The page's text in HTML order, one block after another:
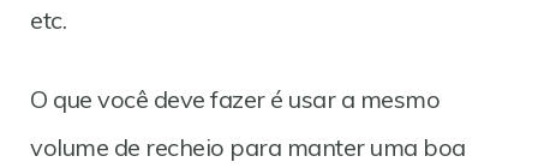
etc.
O que você deve fazer é usar a mesmo
volume de recheio para manter uma boa